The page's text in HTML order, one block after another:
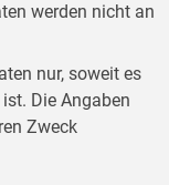
werden nicht an
nur, soweit es
Die Angaben
Zweck